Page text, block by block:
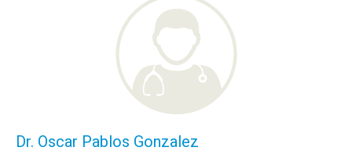
Dr. Oscar Pablos Gonzalez